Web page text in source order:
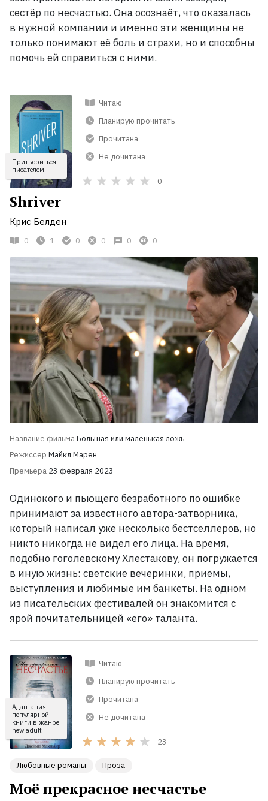
сестёр по несчастью. Она осознаёт, что оказалась
в нужной компании и именно эти женщины не
только понимают её боль и страхи, но и способны
помочь ей справиться с ними.
Притвориться
писателем
Читаю
Планирую прочитать
Прочитана
Не дочитана
0
Shriver
Крис Белден
0 1 0 0 0 0
Название фильмаБольшая или маленькая ложь
Режиссер Майкл Марен
Премьера 23 февраля 2023
Одинокого и пьющего безработного по ошибке
принимают за известного автора-затворника,
который написал уже несколько бестселлеров, но
никто никогда не видел его лица. На время,
подобно гоголевскому Хлестакову, он погружается
в иную жизнь: светские вечеринки, приёмы,
выступления и любимые им банкеты. На одном
из писательских фестивалей он знакомится с
ярой почитательницей «его» таланта.
Адаптация
популярной
книги в жанре
new adult
Читаю
Планирую прочитать
Прочитана
Не дочитана
23
Любовные романы Проза
Моё прекрасное несчастье